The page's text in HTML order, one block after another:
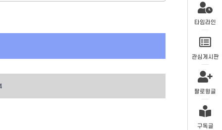
타임라인
관심게시판
팔로윙글
구독글